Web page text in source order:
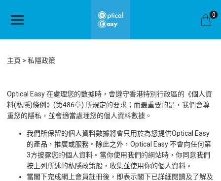
0
主頁 私隱政策
Optical Easy 在處理您的數據時，會遵守香港特別行政區的《個人資
料(私隱)條例》(第486章) 所規定的要求；而最重要的是，我們會尊
重您的隱私，並會適當處理您的個人資料數據。
我們所保留的個人資料數據將會只用於為您提供Optical Easy
的產品，推廣或服務。除此之外，Optical Easy 不會向任何第
3方披露您的個人資料。當你使用我們的網站時，你同意我們
按上列所述的私隱政策般，收集並使用你的個人資料。
當閣下完成網上會員註冊後，即表示閣下已詳細閱讀及了解及